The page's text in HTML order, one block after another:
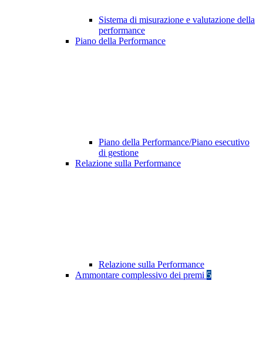
Sistema di misurazione e valutazione della
performance
Piano della Performance
Piano della Performance/Piano esecutivo
di gestione
Relazione sulla Performance
Relazione sulla Performance
Ammontare complessivo dei premi 5